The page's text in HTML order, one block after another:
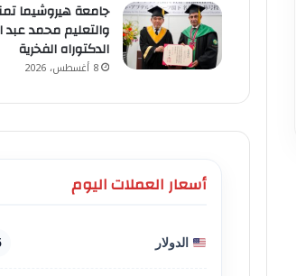
جامعة هيروشيما
والتعليم محمد عبد
الدكتوراه الفخرية
8 أغسطس، 2026
أسعار العملات اليوم
الدولار